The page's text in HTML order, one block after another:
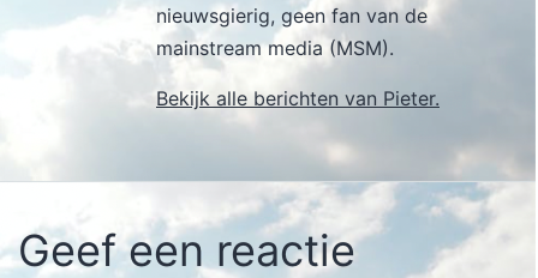
nieuwsgierig, geen fan van de
mainstream media (MSM).
Bekijk alle berichten van Pieter.
Geef een reactie